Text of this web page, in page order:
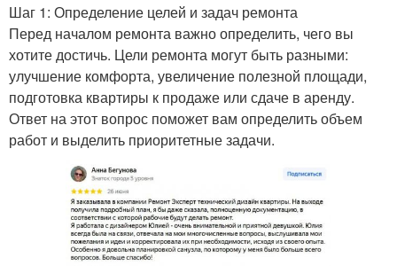
Шаг 1: Определение целей и задач ремонта
Перед началом ремонта важно определить, чего вы
хотите достичь. Цели ремонта могут быть разными:
улучшение комфорта, увеличение полезной площади,
подготовка квартиры к продаже или сдаче в аренду.
Ответ на этот вопрос поможет вам определить объем
работ и выделить приоритетные задачи.